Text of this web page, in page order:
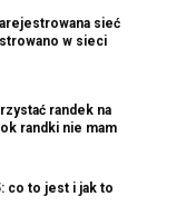
sieć
w sieci
randek na
randki nie mam
co to jest i jak to